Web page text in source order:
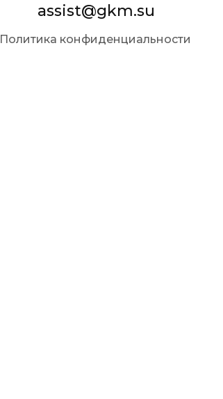
assist@gkm.su
Политика конфиденциальности